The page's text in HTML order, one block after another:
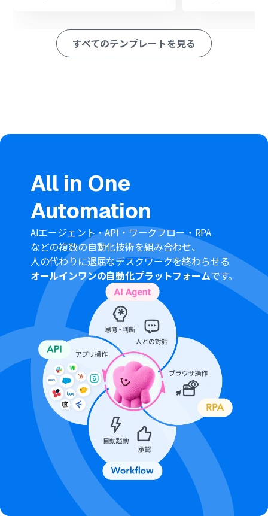
かけとしたいドキュメントIDとテーブルIDを任意で設定し
てください。
Asanaでタスクを追加するオペレーションでは、タスク名
トリガーは5分、10分、15分、30分、60分の間隔で起動
Codaから情報を取得する方法は
する方法」をご覧ください。
すべてのテンプレートを見る
All in One
Automation
AIエージェント・API・ワークフロー・RPA
などの複数の自動化技術を組み合わせ、
人の代わりに退屈なデスクワークを終わらせる
オールインワンの自動化プラットフォームです。